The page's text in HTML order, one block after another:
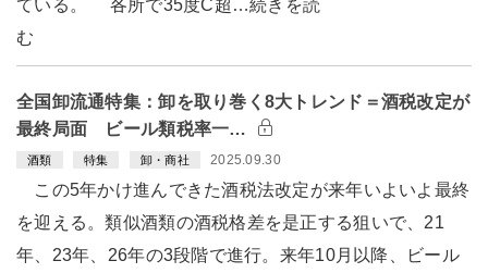
ている。 各所で35度C超…続きを読
む
全国卸流通特集：卸を取り巻く8大トレンド＝酒税改定が
最終局面 ビール類税率一…
酒類 特集 卸・商社 2025.09.30
この5年かけ進んできた酒税法改定が来年いよいよ最終
を迎える。類似酒類の酒税格差を是正する狙いで、21
年、23年、26年の3段階で進行。来年10月以降、ビール